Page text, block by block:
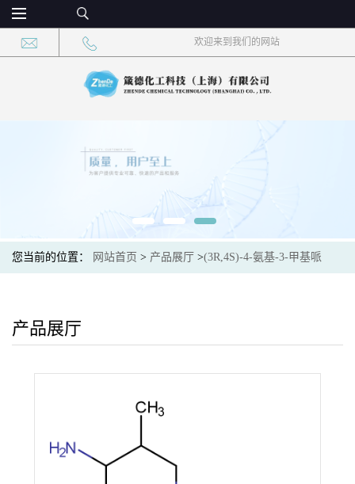
欢迎来到我们的网站
您当前的位置： 网站首页 > 产品展厅 >(3R,4S)-4-氨基-3-甲基哌
产品展厅